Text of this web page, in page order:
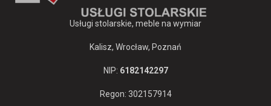
Usługi stolarskie, meble na wymiar
Kalisz, Wrocław, Poznań
NIP: 6182142297
Regon: 302157914